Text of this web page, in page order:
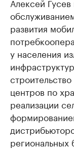
развития
у населения
центров по
реализации
региональных